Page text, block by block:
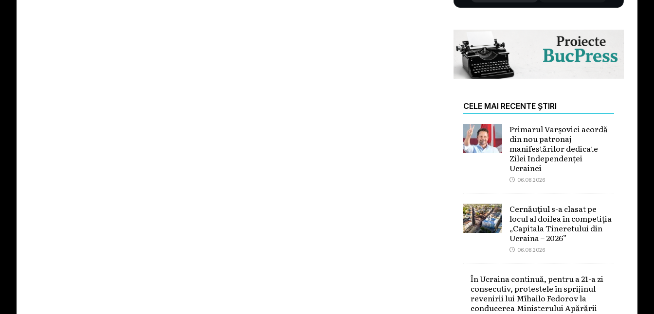
CELE MAI RECENTE ȘTIRI
Primarul Varșoviei acordă
din nou patronaj
manifestărilor dedicate
Zilei Independenței
Ucrainei
06.08.2026
Cernăuțiul s-a clasat pe
locul al doilea în competiția
„Capitala Tineretului din
Ucraina – 2026”
06.08.2026
În Ucraina continuă, pentru a 21-a zi
consecutiv, protestele în sprijinul
revenirii lui Mîhailo Fedorov la
conducerea Ministerului Apărării